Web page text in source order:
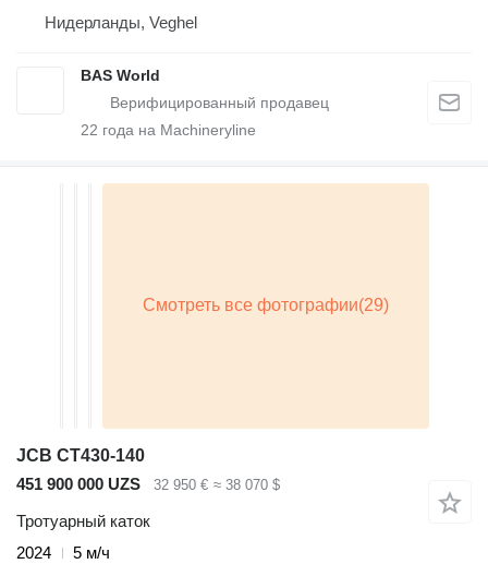
Нидерланды, Veghel
BAS World
22 года на Machineryline
JCB CT430-140
451 900 000 UZS
32 950 € ≈ 38 070 $
Тротуарный каток
2024
5 м/ч